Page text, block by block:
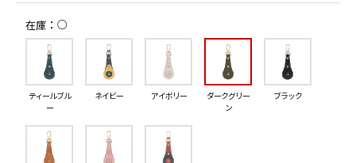
在庫 ○
ティールブル
ー
ネイビー アイボリー
ダークグリー
ン
ブラック